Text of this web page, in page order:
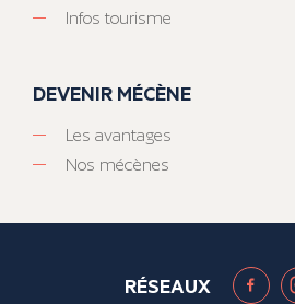
Infos tourisme
DEVENIR MÉCÈNE
Les avantages
Nos mécènes
RÉSEAUX